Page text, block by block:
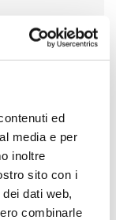
ed
media e per
inoltre
sito con i
dati web,
combinarle